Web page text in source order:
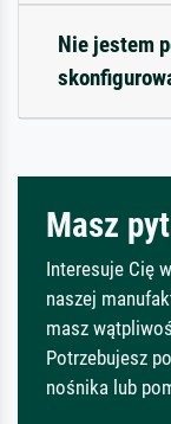
Nie jestem
Masz
Interesuje Cię
naszej
masz
Potrzebujesz
nośnika lub